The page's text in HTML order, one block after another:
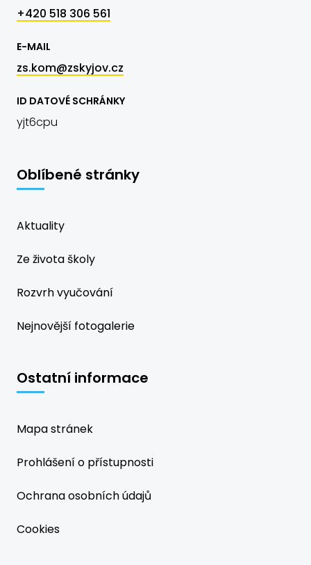
+420 518 306 561
E-MAIL
zs.kom@zskyjov.cz
ID DATOVÉ SCHRÁNKY
yjt6cpu
Oblíbené stránky
Aktuality
Ze života školy
Rozvrh vyučování
Nejnovější fotogalerie
Ostatní informace
Mapa stránek
Prohlášení o přístupnosti
Ochrana osobních údajů
Cookies